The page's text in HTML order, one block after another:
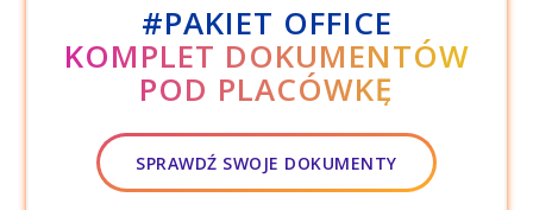
#PAKIET OFFICE
KOMPLET DOKUMENTÓW
POD PLACÓWKĘ
SPRAWDŹ SWOJE DOKUMENTY